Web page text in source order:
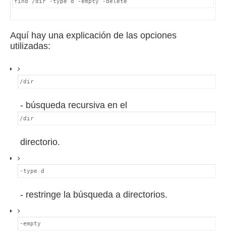
Aquí hay una explicación de las opciones
utilizadas:
/dir
- búsqueda recursiva en el
/dir
directorio.
-type d
- restringe la búsqueda a directorios.
-empty